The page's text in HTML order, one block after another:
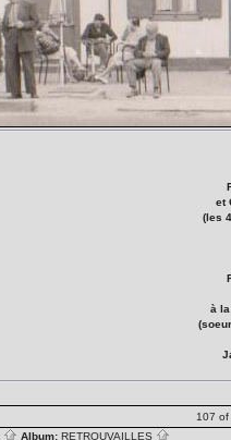
et
(les
à la
107 of
Album: RETROUVAILLES